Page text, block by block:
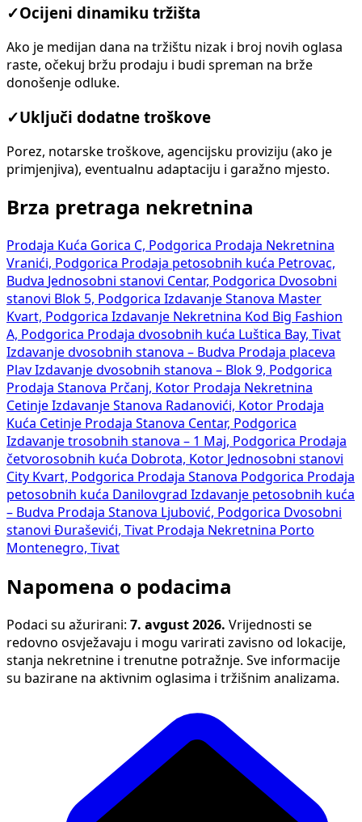
✓Ocijeni dinamiku tržišta
Ako je medijan dana na tržištu nizak i broj novih oglasa
raste, očekuj bržu prodaju i budi spreman na brže
donošenje odluke.
✓Uključi dodatne troškove
Porez, notarske troškove, agencijsku proviziju (ako je
primjenjiva), eventualnu adaptaciju i garažno mjesto.
Brza pretraga nekretnina
Prodaja Kuća Gorica C, Podgorica Prodaja Nekretnina
Vranići, Podgorica Prodaja petosobnih kuća Petrovac,
Budva Jednosobni stanovi Centar, Podgorica Dvosobni
stanovi Blok 5, Podgorica Izdavanje Stanova Master
Kvart, Podgorica Izdavanje Nekretnina Kod Big Fashion
A, Podgorica Prodaja dvosobnih kuća Luštica Bay, Tivat
Izdavanje dvosobnih stanova – Budva Prodaja placeva
Plav Izdavanje dvosobnih stanova – Blok 9, Podgorica
Prodaja Stanova Prčanj, Kotor Prodaja Nekretnina
Cetinje Izdavanje Stanova Radanovići, Kotor Prodaja
Kuća Cetinje Prodaja Stanova Centar, Podgorica
Izdavanje trosobnih stanova – 1 Maj, Podgorica Prodaja
četvorosobnih kuća Dobrota, Kotor Jednosobni stanovi
City Kvart, Podgorica Prodaja Stanova Podgorica Prodaja
petosobnih kuća Danilovgrad Izdavanje petosobnih kuća
– Budva Prodaja Stanova Ljubović, Podgorica Dvosobni
stanovi Đuraševići, Tivat Prodaja Nekretnina Porto
Montenegro, Tivat
Napomena o podacima
Podaci su ažurirani: 7. avgust 2026. Vrijednosti se
redovno osvježavaju i mogu varirati zavisno od lokacije,
stanja nekretnine i trenutne potražnje. Sve informacije
su bazirane na aktivnim oglasima i tržišnim analizama.